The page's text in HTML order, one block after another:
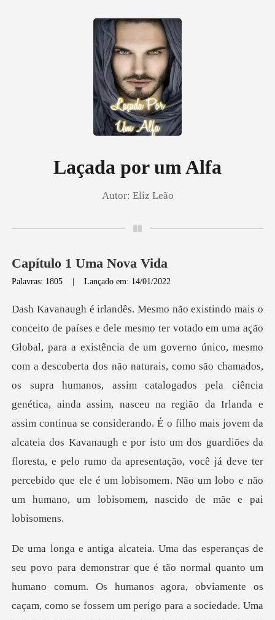
Histórico
Laçada por um Alfa
Autor: Eliz Leão
Capítulo 1 Uma Nova Vida
Palavras: 1805 |Lançado em: 14/01/2022
omo são chamados,
os supra humanos, assim catalogados pela ciência
genética, ainda assim, nasceu na região da Irlanda e
assim continua se considerando. É o filho mais jovem da
alcateia dos Kavanaugh